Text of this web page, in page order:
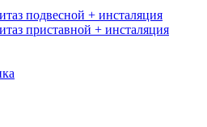
подвесной + инсталяция
приставной + инсталяция